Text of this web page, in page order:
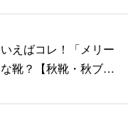
えばコレ！「メリー
靴？【秋靴・秋ブー